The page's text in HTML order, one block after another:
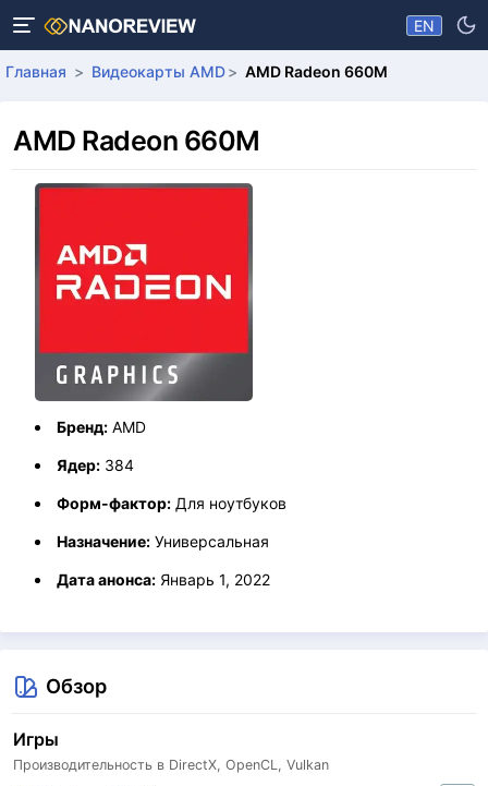
EN
Главная Видеокарты AMD AMD Radeon 660M
AMD Radeon 660M
Бренд: AMD
Ядер: 384
Форм-фактор: Для ноутбуков
Назначение: Универсальная
Дата анонса: Январь 1, 2022
Обзор
Игры
Производительность в DirectX, OpenCL, Vulkan